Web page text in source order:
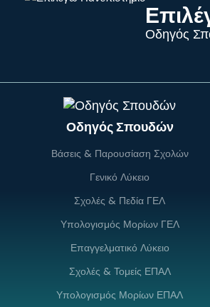
Οδηγός
Οδηγός Σπουδών
Βάσεις & Παρουσίαση Σχολών
Γενικό Λύκειο
Σχολές & Πεδία ΓΕΛ
Υπολογισμός Μορίων ΓΕΛ
Επαγγελματικό Λύκειο
Σχολές & Τομείς ΕΠΑΛ
Υπολογισμός Μορίων ΕΠΑΛ